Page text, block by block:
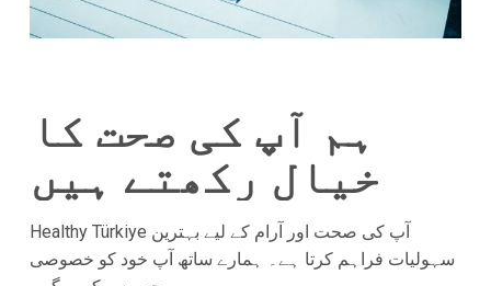
ہم آپ کی صحت کا
خیال رکھتے ہیں
Healthy Türkiye آپ کی صحت اور آرام کے لیے بہترین
سہولیات فراہم کرتا ہے۔ ہمارے ساتھ آپ خود کو خصوصی